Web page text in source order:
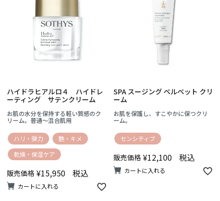
お肌の水分を保持する軽い質感のク
リーム。普通～混合肌用
ハイドラヒアルロ４ ハイドレ
ーティング サテンクリーム
ハリ・弾力
艶・キメ
乾燥・保湿ケア
販売価格 ¥15,950 税込
カートに入れる
お肌を保護し、すこやかに保つクリ
ーム。
SPA スージング ベルベット クリ
ーム
センシティブ
販売価格 ¥12,100 税込
カートに入れる